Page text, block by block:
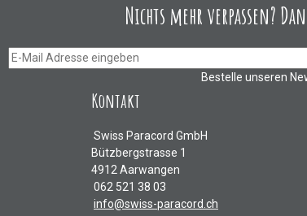
Nichts mehr verpassen?
Bestelle unseren
Kontakt
Swiss Paracord GmbH
Bützbergstrasse 1
4912 Aarwangen
062 521 38 03
info@swiss-paracord.ch